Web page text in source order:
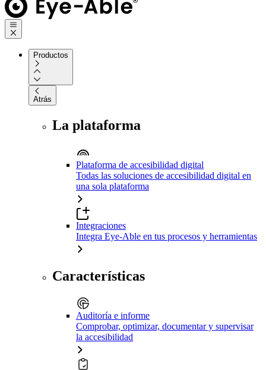
Productos
Atrás
La plataforma
Plataforma de accesibilidad digital
Todas las soluciones de accesibilidad digital en
una sola plataforma
Integraciones
Integra Eye-Able en tus procesos y herramientas
Características
Auditoría e informe
Comprobar, optimizar, documentar y supervisar
la accesibilidad